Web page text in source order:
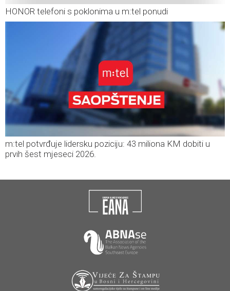
HONOR telefoni s poklonima u m:tel ponudi
m:tel potvrđuje lidersku poziciju: 43 miliona KM dobiti u
prvih šest mjeseci 2026.